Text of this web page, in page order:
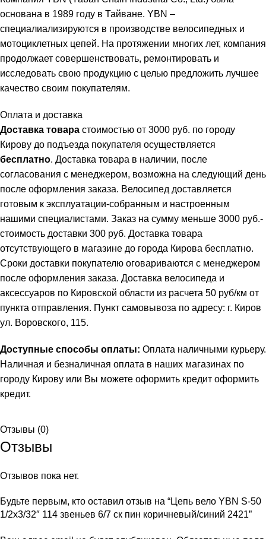
основана в 1989 году в Тайване. YBN –
специалиализируются в производстве велосипедных и
мотоциклетных цепей. На протяжении многих лет, компания
продолжает совершенствовать, ремонтировать и
исследовать свою продукцию с целью предложить лучшее
качество своим покупателям.
Оплата и доставка
Доставка товара стоимостью от 3000 руб. по городу
Кирову до подъезда покупателя осуществляется
бесплатно. Доставка товара в наличии, после
согласования с менеджером, возможна на следующий день
после оформления заказа. Велосипед доставляется
готовым к эксплуатации-собранным и настроенным
нашими специалистами. Заказ на сумму меньше 3000 руб.-
стоимость доставки 300 руб. Доставка товара
отсутствующего в магазине до города Кирова бесплатно.
Сроки доставки покупателю оговариваются с менеджером
после оформления заказа. Доставка велосипеда и
аксессуаров по Кировской области из расчета 50 руб/км от
пункта отправления. Пункт самовывоза по адресу: г. Киров
ул. Воровского, 115.
Доступные способы оплаты: Оплата наличными курьеру.
Наличная и безналичная оплата в наших магазинах по
городу Кирову или Вы можете оформить кредит оформить
кредит.
Отзывы (0)
Отзывы
Отзывов пока нет.
Будьте первым, кто оставил отзыв на “Цепь вело YBN S-50
1/2х3/32″ 114 звеньев 6/7 ск пин коричневый/синий 2421”